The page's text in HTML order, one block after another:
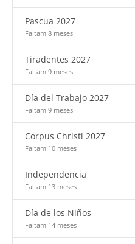
Pascua 2027
Faltam 8 meses
Tiradentes 2027
Faltam 9 meses
Día del Trabajo 2027
Faltam 9 meses
Corpus Christi 2027
Faltam 10 meses
Independencia
Faltam 13 meses
Día de los Niños
Faltam 14 meses